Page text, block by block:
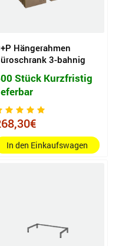
Hängerahmen
3-bahnig
Stück Kurzfristig
In den Einkaufswagen